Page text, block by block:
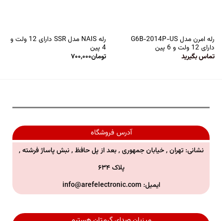
رله امرن مدل G6B-2014P-US
دارای 12 ولت و 6 پین
تماس بگیرید
رله NAIS مدل SSR دارای 12 ولت و
4 پین
تومان۷۰۰,۰۰۰
آدرس فروشگاه
نشانی: تهران , خیابان جمهوری , بعد از پل حافظ , نبش پاساژ فرشته ,
پلاک ۶۳۴
ایمیل:info@arefelectronic.com